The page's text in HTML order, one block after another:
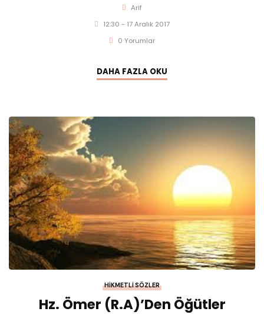
Arif
12:30 - 17 Aralık 2017
0 Yorumlar
DAHA FAZLA OKU
HIKMETLI SÖZLER
Hz. Ömer (r.a)’den Öğütler